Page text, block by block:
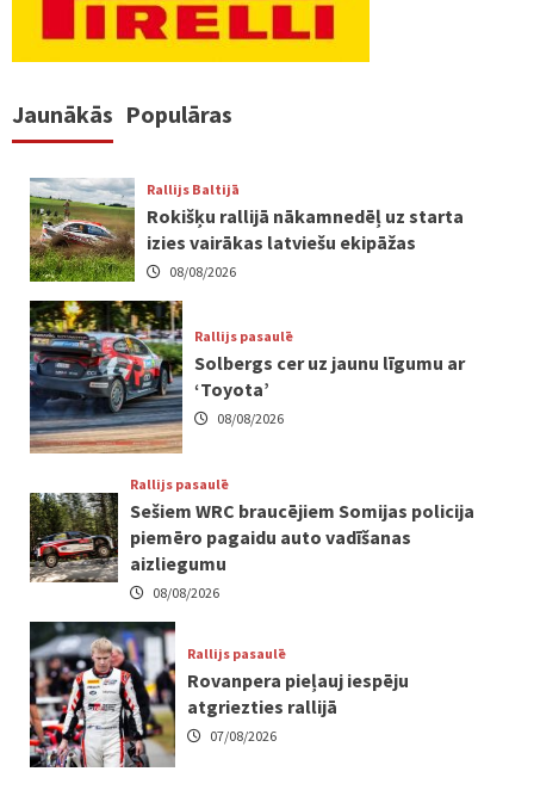
Jaunākās Populāras
Rallijs Baltijā
Rokišķu rallijā nākamnedēļ uz starta
izies vairākas latviešu ekipāžas
08/08/2026
Rallijs pasaulē
Solbergs cer uz jaunu līgumu ar
‘Toyota’
08/08/2026
Rallijs pasaulē
Sešiem WRC braucējiem Somijas policija
piemēro pagaidu auto vadīšanas
aizliegumu
08/08/2026
Rallijs pasaulē
Rovanpera pieļauj iespēju
atgriezties rallijā
07/08/2026